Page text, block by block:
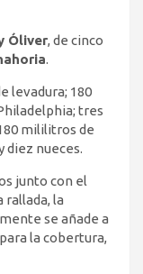
Óliver, de cinco
.
levadura; 180
tres
mililitros de
diez nueces.
junto con el
rallada, la
se añade a
la cobertura,